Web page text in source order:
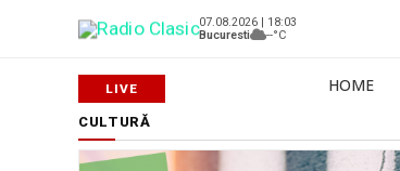
07.08.2026 | 18:03
Bucuresti
--°C
HOME
CULTURĂ